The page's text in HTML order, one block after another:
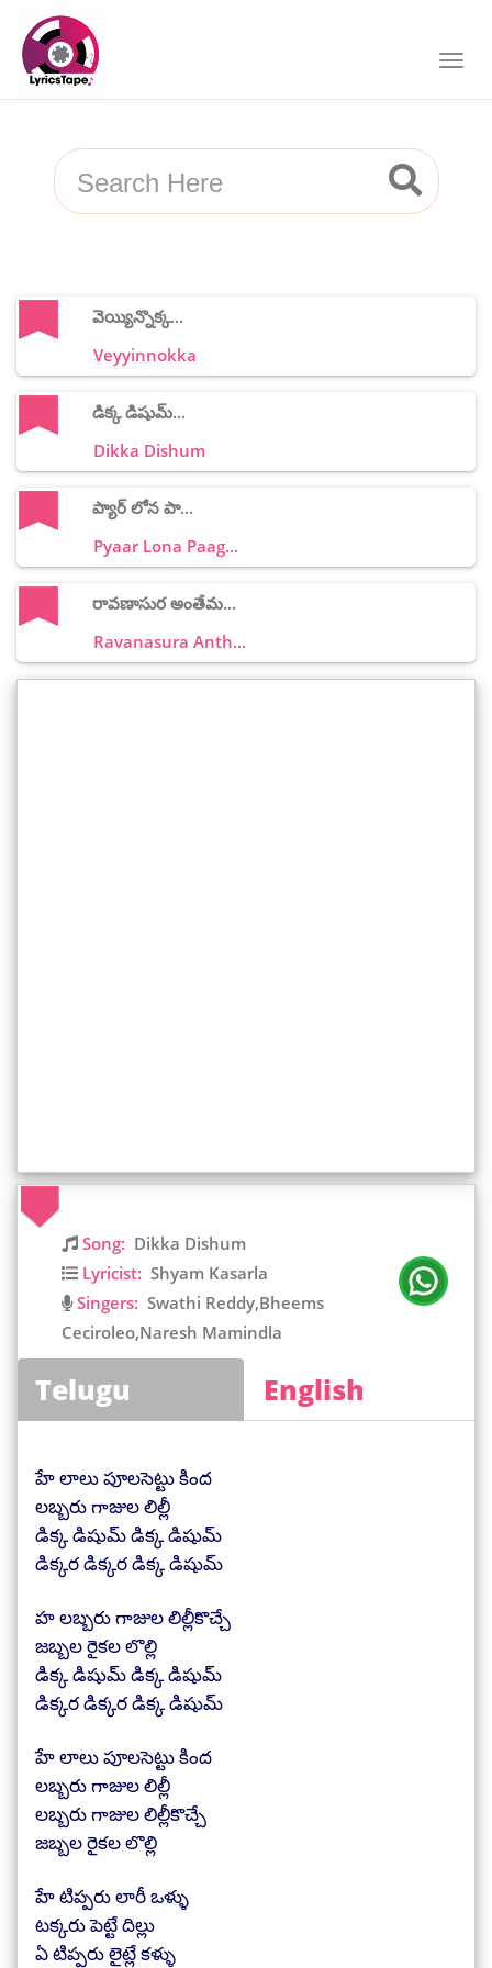
వెయ్యిన్నొక్క...
Veyyinnokka
డిక్క డిషుమ్...
Dikka Dishum
ప్యార్ లోన పా...
Pyaar Lona Paag...
రావణాసుర అంతేమ...
Ravanasura Anth...
Song: Dikka Dishum
Lyricist: Shyam Kasarla
Singers: Swathi Reddy,Bheems
Ceciroleo,Naresh Mamindla
Telugu English
హే లాలు పూలసెట్టు కింద
లబ్బరు గాజుల లిల్లీ
డిక్క డిషుమ్ డిక్క డిషుమ్
డిక్కర డిక్కర డిక్క డిషుమ్
హ లబ్బరు గాజుల లిల్లీకొచ్చే
జబ్బల రైకల లొల్లి
డిక్క డిషుమ్ డిక్క డిషుమ్
డిక్కర డిక్కర డిక్క డిషుమ్
హే లాలు పూలసెట్టు కింద
లబ్బరు గాజుల లిల్లీ
లబ్బరు గాజుల లిల్లీకొచ్చే
జబ్బల రైకల లొల్లి
హే టిప్పరు లారీ ఒళ్ళు
టక్కరు పెట్టే దిల్లు
ఏ టిప్పరు లైట్లే కళ్ళు